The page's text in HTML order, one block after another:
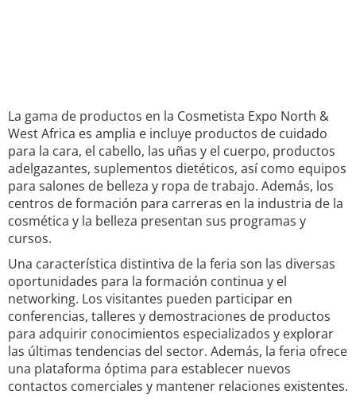
La gama de productos en la Cosmetista Expo North &
West Africa es amplia e incluye productos de cuidado
para la cara, el cabello, las uñas y el cuerpo, productos
adelgazantes, suplementos dietéticos, así como equipos
para salones de belleza y ropa de trabajo. Además, los
centros de formación para carreras en la industria de la
cosmética y la belleza presentan sus programas y
cursos.
Una característica distintiva de la feria son las diversas
oportunidades para la formación continua y el
networking. Los visitantes pueden participar en
conferencias, talleres y demostraciones de productos
para adquirir conocimientos especializados y explorar
las últimas tendencias del sector. Además, la feria ofrece
una plataforma óptima para establecer nuevos
contactos comerciales y mantener relaciones existentes.